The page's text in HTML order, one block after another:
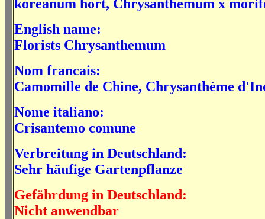
koreanum hort, Chrysanthemum x
English name:
Florists Chrysanthemum
Nom francais:
Camomille de Chine, Chrysanthème
Nome italiano:
Crisantemo comune
Verbreitung in Deutschland:
Sehr häufige Gartenpflanze
Gefährdung in Deutschland:
Nicht anwendbar